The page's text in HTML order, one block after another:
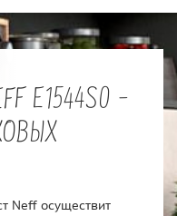
E1544S0 -
Neff осуществит